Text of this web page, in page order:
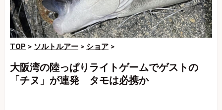
TOP > ソルトルアー > ショア >
大阪湾の陸っぱりライトゲームでゲストの
「チヌ」が連発 タモは必携か